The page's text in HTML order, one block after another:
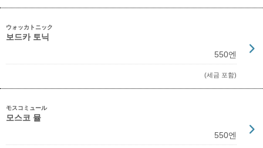
ウォッカトニック
보드카 토닉
550엔
(세금 포함)
モスコミュール
모스코 뮬
550엔